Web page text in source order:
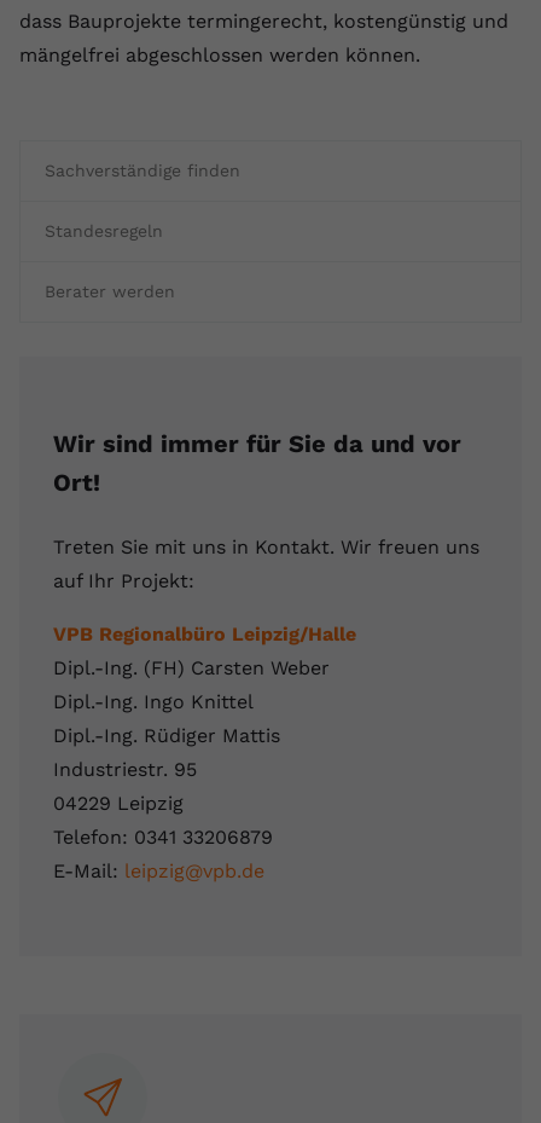
Sachverständige finden
Standesregeln
Berater werden
Wir sind immer für Sie da und vor
Ort!
Treten Sie mit uns in Kontakt. Wir freuen uns
auf Ihr Projekt:
VPB Regionalbüro Leipzig/Halle
Dipl.-Ing. (FH) Carsten Weber
Dipl.-Ing. Ingo Knittel
Dipl.-Ing. Rüdiger Mattis
Industriestr. 95
04229 Leipzig
Telefon: 0341 33206879
E-Mail: leipzig@vpb.de
dass Bauprojekte termingerecht, kostengünstig und
mängelfrei abgeschlossen werden können.